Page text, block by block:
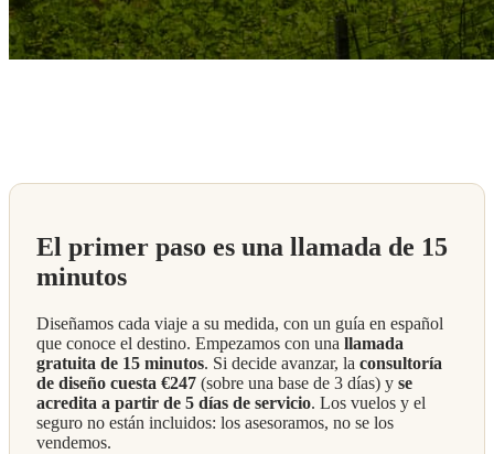
El primer paso es una llamada de 15
minutos
Diseñamos cada viaje a su medida, con un guía en español
que conoce el destino. Empezamos con una llamada
gratuita de 15 minutos. Si decide avanzar, la consultoría
de diseño cuesta €247 (sobre una base de 3 días) y se
acredita a partir de 5 días de servicio. Los vuelos y el
seguro no están incluidos: los asesoramos, no se los
vendemos.